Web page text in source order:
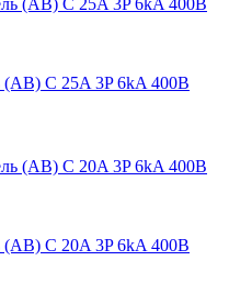
(АВ) C 25A 3P 6kA 400В
(АВ) C 20A 3P 6kA 400В